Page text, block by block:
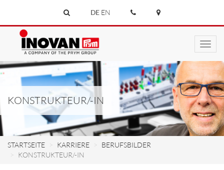
DE EN
KONSTRUKTEUR/-IN
STARTSEITE KARRIERE
BERUFSBILDER
KONSTRUKTEUR/-IN